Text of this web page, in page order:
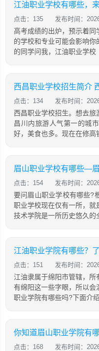
江油职业学校有哪些，
点击：135 发布时间：
高考成绩的出炉，预示着
的学校和专业可能会影响
的同学问我，江油职业学校
西昌职业学校招生简介
点击：134 发布时间：
西昌职业学校招生。想去旅
昌川内旅游人气第一的城
好，美食也多。现在在修高
眉山职业学校有哪些—
点击：154 发布时间：
要问眉山职业学校有哪些?
职业学校现在仅有一所，就
技术学院是一所历史悠久的
江油职业学院有哪些？
点击：151 发布时间：
江油隶属于绵阳市管辖，
有绵阳这一些字眼，所以会
职业学院有哪些吗?下面介绍
你知道眉山职业学院有哪
点击：168 发布时间：